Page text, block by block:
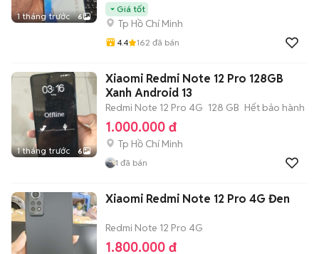
1 tháng trước 6
Giá tốt
Tp Hồ Chí Minh
4.4 162 đã bán
1 tháng trước 6
Xiaomi Redmi Note 12 Pro 128GB
Xanh Android 13
Redmi Note 12 Pro 4G 128 GB Hết bảo hành
1.000.000 đ
Tp Hồ Chí Minh
1 đã bán
Xiaomi Redmi Note 12 Pro 4G Đen
Redmi Note 12 Pro 4G
1.800.000 đ